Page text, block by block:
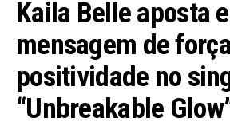
Kaila Belle aposta
mensagem de
positividade no
“Unbreakable